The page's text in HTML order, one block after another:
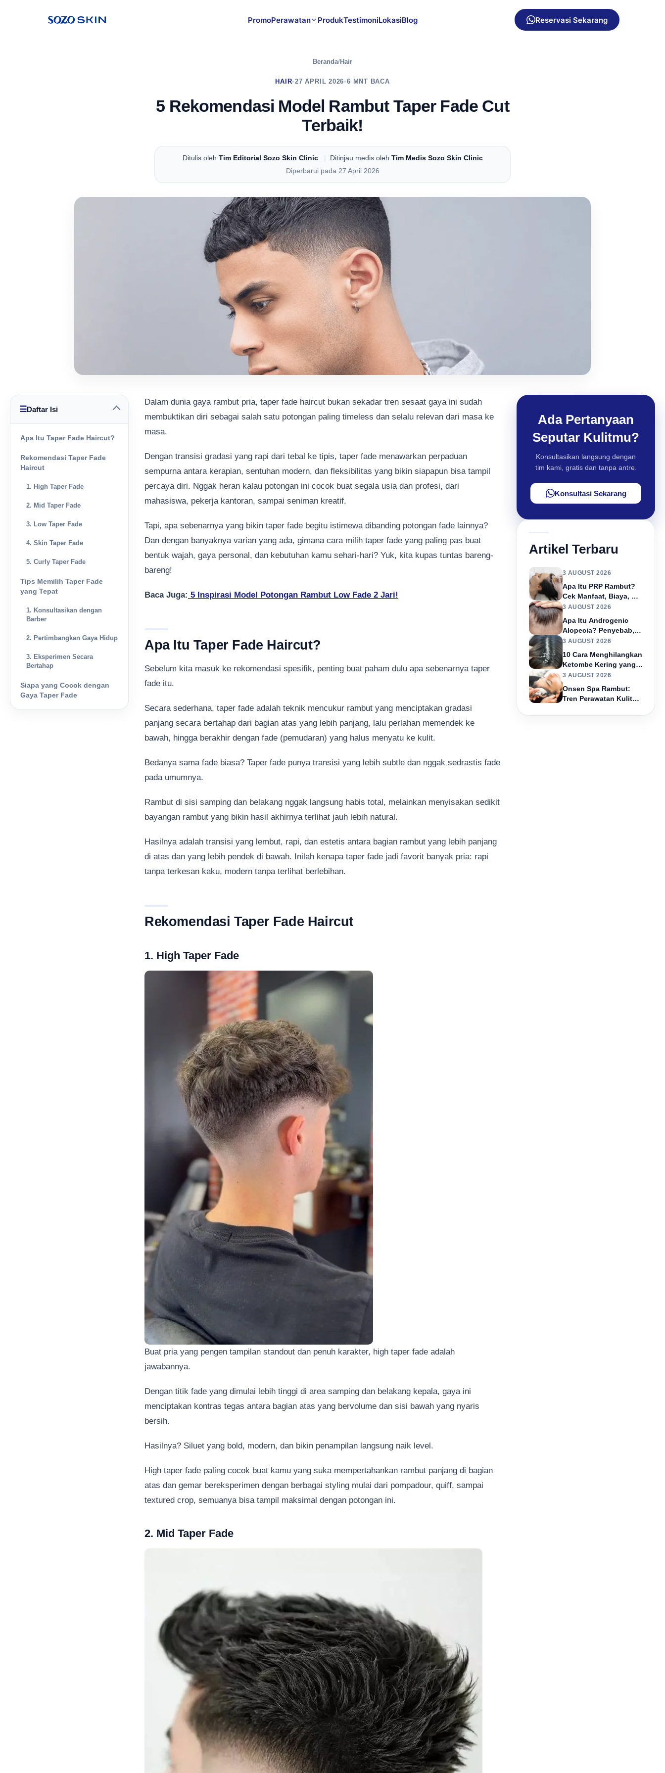
PromoPerawatan ProdukTestimoniLokasiBlog Reservasi Sekarang
Beranda/Hair
HAIR•27 APRIL 2026•6 MNT BACA
5 Rekomendasi Model Rambut Taper Fade Cut
Terbaik!
Ditulis oleh Tim Editorial Sozo Skin Clinic | Ditinjau medis oleh Tim Medis Sozo Skin Clinic
Diperbarui pada 27 April 2026
☰Daftar Isi
Apa Itu Taper Fade Haircut?
Rekomendasi Taper Fade
Haircut
1. High Taper Fade
2. Mid Taper Fade
3. Low Taper Fade
4. Skin Taper Fade
5. Curly Taper Fade
Tips Memilih Taper Fade
yang Tepat
1. Konsultasikan dengan
Barber
2. Pertimbangkan Gaya Hidup
3. Eksperimen Secara
Bertahap
Siapa yang Cocok dengan
Gaya Taper Fade
Dalam dunia gaya rambut pria, taper fade haircut bukan sekadar tren sesaat gaya ini sudah
membuktikan diri sebagai salah satu potongan paling timeless dan selalu relevan dari masa ke
masa.
Dengan transisi gradasi yang rapi dari tebal ke tipis, taper fade menawarkan perpaduan
sempurna antara kerapian, sentuhan modern, dan fleksibilitas yang bikin siapapun bisa tampil
percaya diri. Nggak heran kalau potongan ini cocok buat segala usia dan profesi, dari
mahasiswa, pekerja kantoran, sampai seniman kreatif.
Tapi, apa sebenarnya yang bikin taper fade begitu istimewa dibanding potongan fade lainnya?
Dan dengan banyaknya varian yang ada, gimana cara milih taper fade yang paling pas buat
bentuk wajah, gaya personal, dan kebutuhan kamu sehari-hari? Yuk, kita kupas tuntas bareng-
bareng!
Baca Juga: 5 Inspirasi Model Potongan Rambut Low Fade 2 Jari!
Apa Itu Taper Fade Haircut?
Sebelum kita masuk ke rekomendasi spesifik, penting buat paham dulu apa sebenarnya taper
fade itu.
Secara sederhana, taper fade adalah teknik mencukur rambut yang menciptakan gradasi
panjang secara bertahap dari bagian atas yang lebih panjang, lalu perlahan memendek ke
bawah, hingga berakhir dengan fade (pemudaran) yang halus menyatu ke kulit.
Bedanya sama fade biasa? Taper fade punya transisi yang lebih subtle dan nggak sedrastis fade
pada umumnya.
Rambut di sisi samping dan belakang nggak langsung habis total, melainkan menyisakan sedikit
bayangan rambut yang bikin hasil akhirnya terlihat jauh lebih natural.
Hasilnya adalah transisi yang lembut, rapi, dan estetis antara bagian rambut yang lebih panjang
di atas dan yang lebih pendek di bawah. Inilah kenapa taper fade jadi favorit banyak pria: rapi
tanpa terkesan kaku, modern tanpa terlihat berlebihan.
Rekomendasi Taper Fade Haircut
1. High Taper Fade
Buat pria yang pengen tampilan standout dan penuh karakter, high taper fade adalah
jawabannya.
Dengan titik fade yang dimulai lebih tinggi di area samping dan belakang kepala, gaya ini
menciptakan kontras tegas antara bagian atas yang bervolume dan sisi bawah yang nyaris
bersih.
Hasilnya? Siluet yang bold, modern, dan bikin penampilan langsung naik level.
High taper fade paling cocok buat kamu yang suka mempertahankan rambut panjang di bagian
atas dan gemar bereksperimen dengan berbagai styling mulai dari pompadour, quiff, sampai
textured crop, semuanya bisa tampil maksimal dengan potongan ini.
2. Mid Taper Fade
Ada Pertanyaan
Seputar Kulitmu?
Konsultasikan langsung dengan
tim kami, gratis dan tanpa antre.
Konsultasi Sekarang
Artikel Terbaru
3 AUGUST 2026
Apa Itu PRP Rambut?
Cek Manfaat, Biaya, &
Efek Sampingnya!
3 AUGUST 2026
Apa Itu Androgenic
Alopecia? Penyebab,
Gejala, & Cara
3 AUGUST 2026
10 Cara Menghilangkan
Ketombe Kering yang
Ampuh & Cepat
3 AUGUST 2026
Onsen Spa Rambut:
Tren Perawatan Kulit